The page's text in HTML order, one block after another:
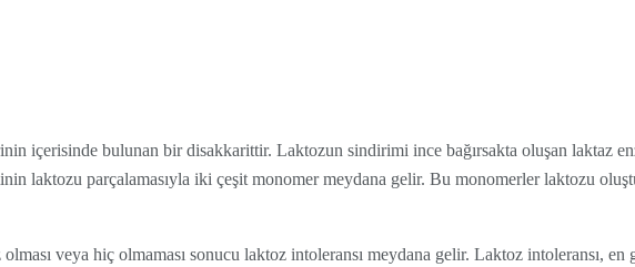
içerisinde bulunan bir disakkarittir. Laktozun sindirimi ince bağırsakta oluşan laktaz
laktozu parçalamasıyla iki çeşit monomer meydana gelir. Bu monomerler laktozu
veya hiç olmaması sonucu laktoz intoleransı meydana gelir. Laktoz intoleransı, en